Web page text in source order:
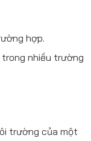
hợp.
nhiều trường
trường của một